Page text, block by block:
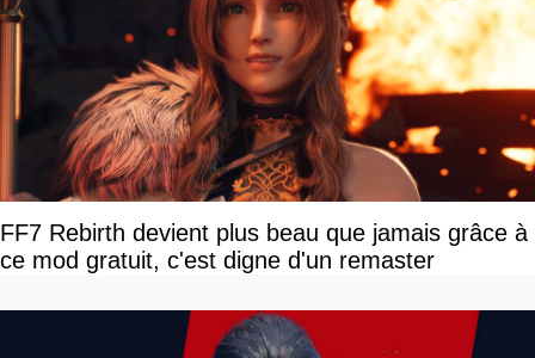
FF7 Rebirth devient plus beau que jamais grâce à
ce mod gratuit, c'est digne d'un remaster